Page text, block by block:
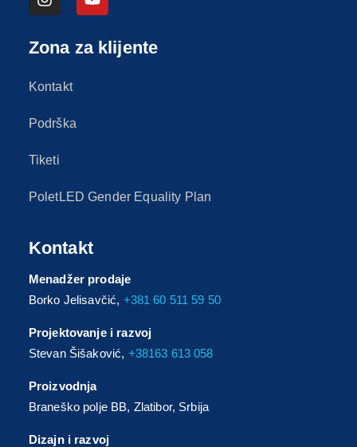
Zona za klijente
Kontakt
Podrška
Tiketi
PoletLED Gender Equality Plan
Kontakt
Menadžer prodaje
Borko Jelisavčić, +381 60 511 59 50
Projektovanje i razvoj
Stevan Šišaković, +38163 613 058
Proizvodnja
Braneško polje BB, Zlatibor, Srbija
Dizajn i razvoj